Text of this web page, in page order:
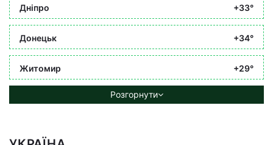
Дніпро +33°
Донецьк +34°
Житомир +29°
Розгорнути